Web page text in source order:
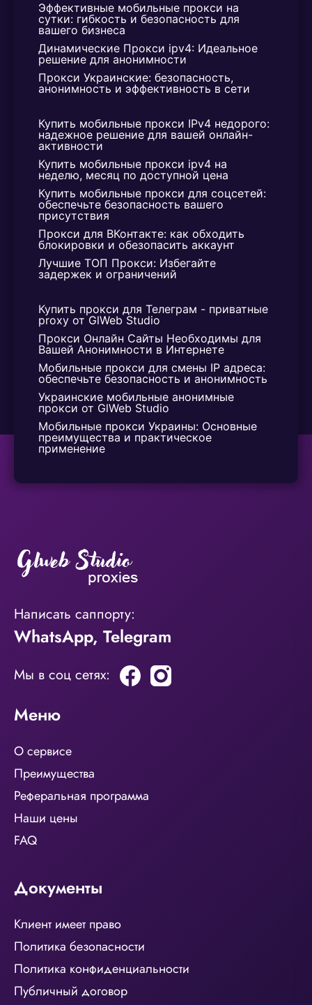
Эффективные мобильные прокси на
сутки: гибкость и безопасность для
вашего бизнеса
Динамические Прокси ipv4: Идеальное
решение для анонимности
Прокси Украинские: безопасность,
анонимность и эффективность в сети
Купить мобильные прокси IPv4 недорого:
надежное решение для вашей онлайн-
активности
Купить мобильные прокси ipv4 на
неделю, месяц по доступной цена
Купить мобильные прокси для соцсетей:
обеспечьте безопасность вашего
присутствия
Прокси для ВКонтакте: как обходить
блокировки и обезопасить аккаунт
Лучшие ТОП Прокси: Избегайте
задержек и ограничений
Купить прокси для Телеграм - приватные
proxy от GlWeb Studio
Прокси Онлайн Сайты Необходимы для
Вашей Анонимности в Интернете
Мобильные прокси для смены IP адреса:
обеспечьте безопасность и анонимность
Украинские мобильные анонимные
прокси от GlWeb Studio
Мобильные прокси Украины: Основные
преимущества и практическое
применение
Написать саппорту:
WhatsApp, Telegram
Мы в соц сетях:
Меню
О сервисе
Преимущества
Реферальная программа
Наши цены
FAQ
Документы
Клиент имеет право
Политика безопасности
Политика конфиденциальности
Публичный договор